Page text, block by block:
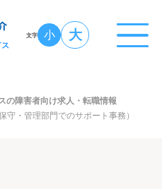
文字 小 大
の障害者向け求人・転職情報
守・管理部門でのサポート事務）